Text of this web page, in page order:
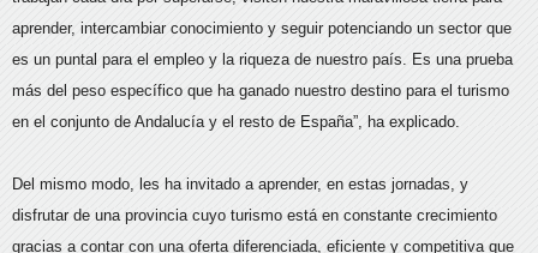
aprender, intercambiar conocimiento y seguir potenciando un sector que
es un puntal para el empleo y la riqueza de nuestro país. Es una prueba
más del peso específico que ha ganado nuestro destino para el turismo
en el conjunto de Andalucía y el resto de España”, ha explicado.
Del mismo modo, les ha invitado a aprender, en estas jornadas, y
disfrutar de una provincia cuyo turismo está en constante crecimiento
gracias a contar con una oferta diferenciada, eficiente y competitiva que